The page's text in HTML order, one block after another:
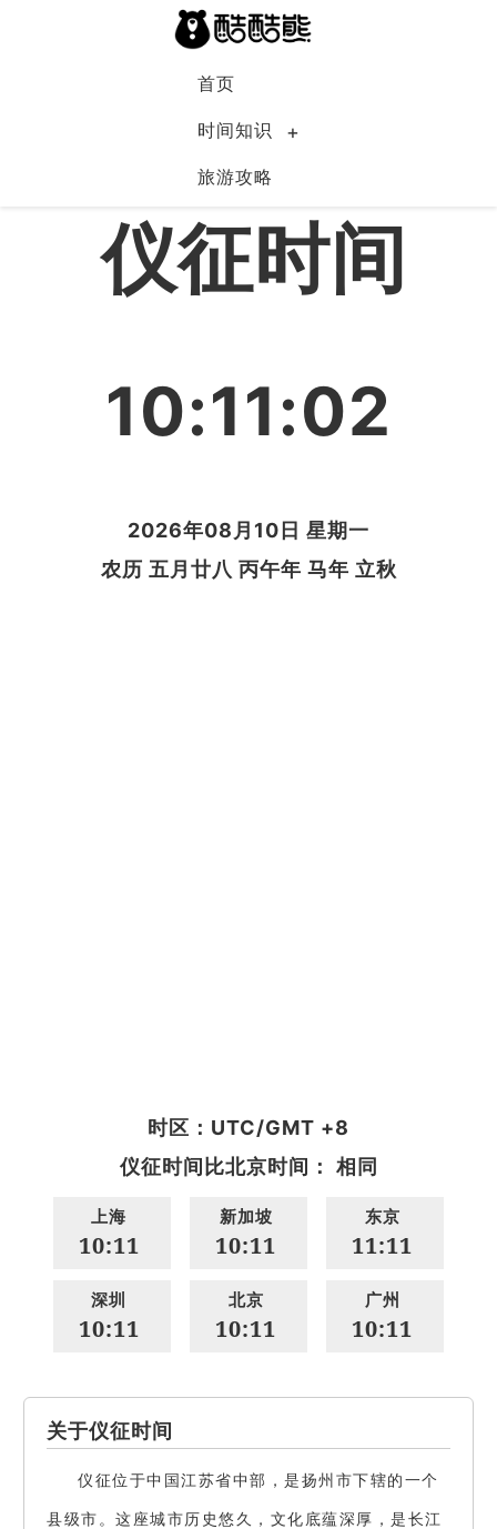
首页
时间知识
旅游攻略
中国
仪征时间
10:11:02
2026年08月10日 星期一
农历 五月廿八 丙午年 马年 立秋
时区：UTC/GMT +8
仪征时间比北京时间： 相同
上海
10:11
新加坡
10:11
东京
11:11
深圳
10:11
北京
10:11
广州
10:11
关于仪征时间
仪征位于中国江苏省中部，是扬州市下辖的一个
县级市。这座城市历史悠久，文化底蕴深厚，是长江